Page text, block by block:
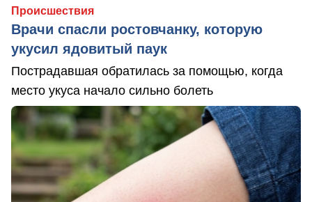
Происшествия
Врачи спасли ростовчанку, которую
укусил ядовитый паук
Пострадавшая обратилась за помощью, когда
место укуса начало сильно болеть